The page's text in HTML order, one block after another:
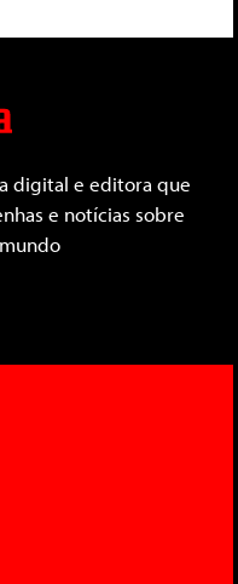
digital e editora que
e notícias sobre